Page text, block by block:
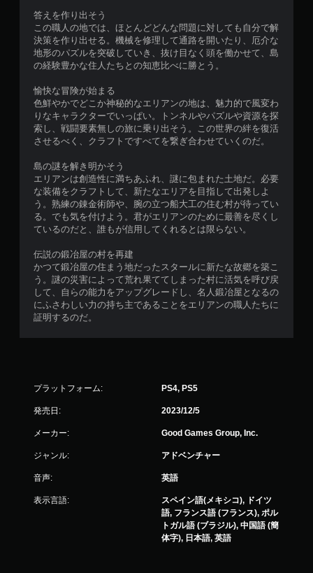
答えを作り出そう
この職人の地では、ほとんどどんな問題に対しても自分で解
決策を作り出せる。機械を修理して通路を開いたり、厄介な
地形のパズルを突破していき、抜け目なく頭を働かせて、島
の経験豊かな住人たちとの知恵比べに勝とう。
愉快な冒険が始まる
色鮮やかでどこか神秘的なエリアンの地は、魅力的で風変わ
りなキャラクターでいっぱい。トンネルやパズルや資源を探
索し、戦闘要素無しの旅に乗り出そう。この世界の絆を復活
させるべく、クラフトですべてを繋ぎ合わせていくのだ。
島の謎を解き明かそう
エリアンは創造性に満ちあふれ、謎に包まれた土地だ。必要
な装備をクラフトして、新たなエリアを目指して出発しよ
う。熟練の錬金術師や、腕の立つ船大工の住む村が待ってい
る。でも気を付けよう。君がエリアンのために最善を尽くし
ているのだと、誰もが信用してくれるとは限らない。
伝説の鍛冶屋の村を再建
かつて鍛冶屋の住まう地だったスタールに新たな故郷を築こ
う。謎の災害によって荒れ果ててしまった村に活気を呼び戻
して、自らの能力をアップグレードし、名人鍛冶屋となるの
にふさわしい力の持ち主であることをエリアンの職人たちに
証明するのだ。
プラットフォーム: PS4, PS5
発売日: 2023/12/5
メーカー: Good Games Group, Inc.
ジャンル: アドベンチャー
音声: 英語
表示言語:
スペイン語(メキシコ), ドイツ
語, フランス語 (フランス), ポル
トガル語 (ブラジル), 中国語 (簡
体字), 日本語, 英語